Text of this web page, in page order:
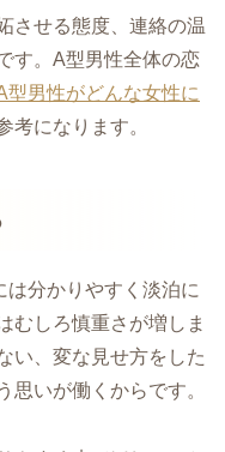
させる態度、連絡の温
す。A型男性全体の恋
型男性がどんな女性に
考になります。
は分かりやすく淡泊に
むしろ慎重さが増しま
い、変な見せ方をした
思いが働くからです。